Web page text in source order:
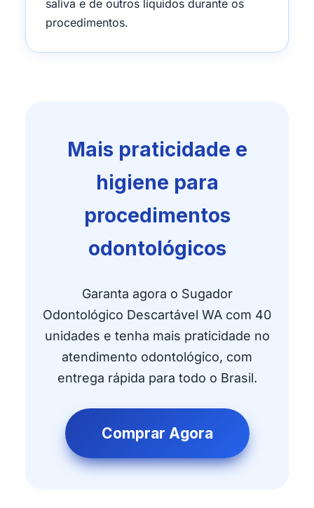
saliva e de outros líquidos durante os
procedimentos.
Mais praticidade e
higiene para
procedimentos
odontológicos
Garanta agora o Sugador
Odontológico Descartável WA com 40
unidades e tenha mais praticidade no
atendimento odontológico, com
entrega rápida para todo o Brasil.
Comprar Agora